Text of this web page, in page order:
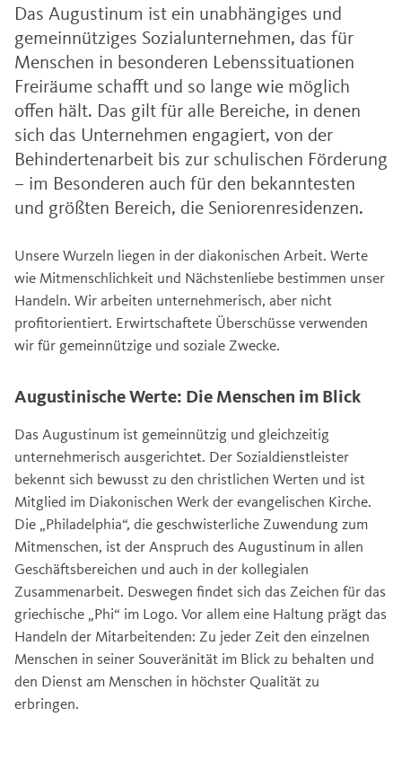
Das Augustinum ist ein unabhängiges und
gemeinnütziges Sozialunternehmen, das für
Menschen in besonderen Lebenssituationen
Freiräume schafft und so lange wie möglich
offen hält. Das gilt für alle Bereiche, in denen
sich das Unternehmen engagiert, von der
Behindertenarbeit bis zur schulischen Förderung
– im Besonderen auch für den bekanntesten
und größten Bereich, die Seniorenresidenzen.
Unsere Wurzeln liegen in der diakonischen Arbeit. Werte
wie Mitmenschlichkeit und Nächstenliebe bestimmen unser
Handeln. Wir arbeiten unternehmerisch, aber nicht
profitorientiert. Erwirtschaftete Überschüsse verwenden
wir für gemeinnützige und soziale Zwecke.
Augustinische Werte: Die Menschen im Blick
Das Augustinum ist gemeinnützig und gleichzeitig
unternehmerisch ausgerichtet. Der Sozialdienstleister
bekennt sich bewusst zu den christlichen Werten und ist
Mitglied im Diakonischen Werk der evangelischen Kirche.
Die „Philadelphia“, die geschwisterliche Zuwendung zum
Mitmenschen, ist der Anspruch des Augustinum in allen
Geschäftsbereichen und auch in der kollegialen
Zusammenarbeit. Deswegen findet sich das Zeichen für das
griechische „Phi“ im Logo. Vor allem eine Haltung prägt das
Handeln der Mitarbeitenden: Zu jeder Zeit den einzelnen
Menschen in seiner Souveränität im Blick zu behalten und
den Dienst am Menschen in höchster Qualität zu
erbringen.